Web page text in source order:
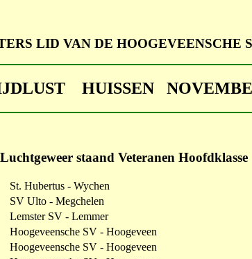
LID VAN DE HOOGEVEENSCHE
HUISSEN
Luchtgeweer staand Veteranen Hoofdklasse
St. Hubertus - Wychen
SV Ulto - Megchelen
Lemster SV - Lemmer
Hoogeveensche SV - Hoogeveen
Hoogeveensche SV - Hoogeveen